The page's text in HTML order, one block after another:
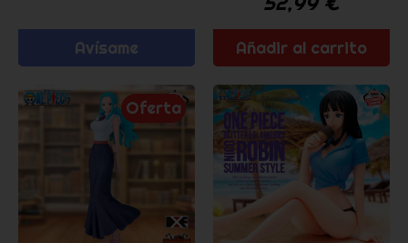
Avísame Añadir al carrito
Oferta